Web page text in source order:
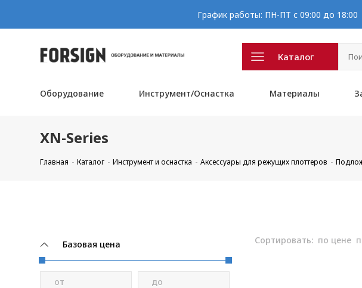
График работы: ПН-ПТ с 09:00 до 18:00
Каталог
Оборудование Инструмент/Оснастка Материалы
XN-Series
Главная Каталог Инструмент и оснастка Аксессуары для режущих плоттеров
Базовая цена
от до
Сортировать: по цене